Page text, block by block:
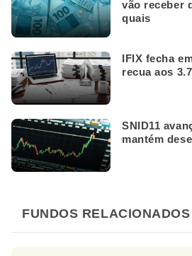
vão receber
quais
IFIX fecha
recua aos
SNID11
mantém
FUNDOS RELACIONADOS